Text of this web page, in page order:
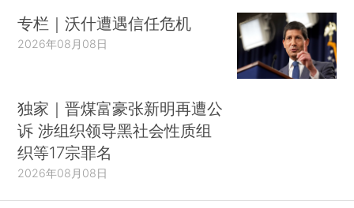
专栏｜沃什遭遇信任危机
2026年08月08日
独家｜晋煤富豪张新明再遭公
诉 涉组织领导黑社会性质组
织等17宗罪名
2026年08月08日